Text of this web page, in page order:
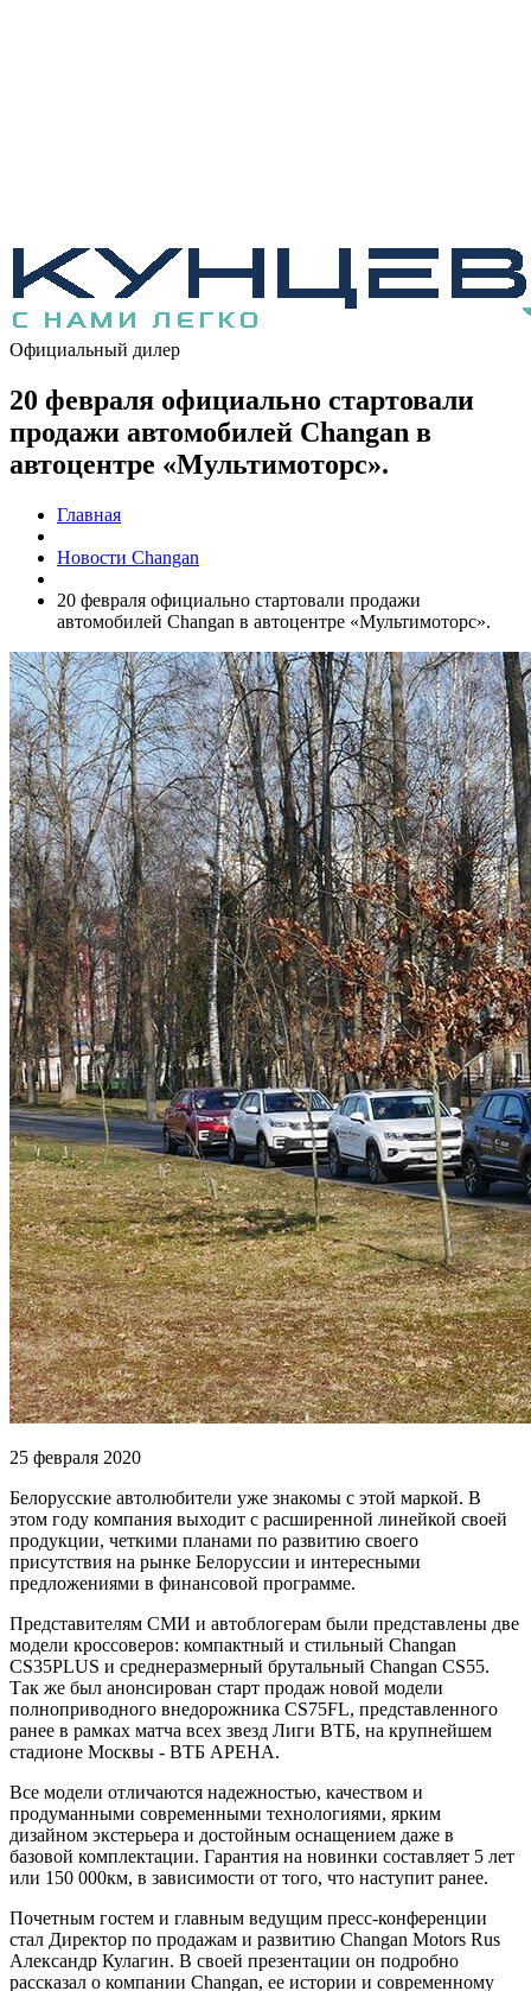
Официальный дилер
20 февраля официально стартовали
продажи автомобилей Changan в
автоцентре «Мультимоторс».
Главная
Новости Changan
20 февраля официально стартовали продажи
автомобилей Changan в автоцентре «Мультимоторс».
25 февраля 2020
Белорусские автолюбители уже знакомы с этой маркой. В
этом году компания выходит с расширенной линейкой своей
продукции, четкими планами по развитию своего
присутствия на рынке Белоруссии и интересными
предложениями в финансовой программе.
Представителям СМИ и автоблогерам были представлены две
модели кроссоверов: компактный и стильный Changan
CS35PLUS и среднеразмерный брутальный Changan CS55.
Так же был анонсирован старт продаж новой модели
полноприводного внедорожника CS75FL, представленного
ранее в рамках матча всех звезд Лиги ВТБ, на крупнейшем
стадионе Москвы - ВТБ АРЕНА.
Все модели отличаются надежностью, качеством и
продуманными современными технологиями, ярким
дизайном экстерьера и достойным оснащением даже в
базовой комплектации. Гарантия на новинки составляет 5 лет
или 150 000км, в зависимости от того, что наступит ранее.
Почетным гостем и главным ведущим пресс-конференции
стал Директор по продажам и развитию Changan Motors Rus
Александр Кулагин. В своей презентации он подробно
рассказал о компании Changan, ее истории и современному